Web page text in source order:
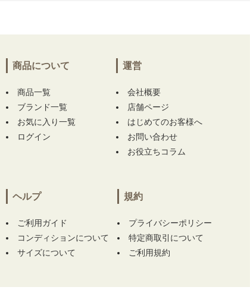
S ブルー 青 訳あり上下サイズ違い】 【中古
スカート SS 紺×青系 一体型インナーパンツ 小
さい】 をお買い上げ!!ありがとうございます！
埼玉県にて
【中古 レディース パーリーゲイツ
ハイネック】
【中古 レディース ジャックバニ
ー Jack Bunny!! スカート 0(S) ホワイト 白 イ
ンナーパンツ一体型 ウエストゴム】 【中古 ア
げ!!ありがとうございます！
三重県にて
【中古 メンズ アルチビオ archivio
半袖シャツ 48(L) ホワイト ハーフジップ】
【中古 メンズ アルチビオ archivio 半袖シャツ
48(L) 紺 ネイビー ハーフジップ UV 速乾】 を
商品について
商品一覧
ブランド一覧
お気に入り一覧
ログイン
運営
会社概要
店舗ページ
はじめてのお客様へ
お問い合わせ
お役立ちコラム
ヘルプ
ご利用ガイド
コンディションについて
サイズについて
規約
プライバシーポリシー
特定商取引について
ご利用規約